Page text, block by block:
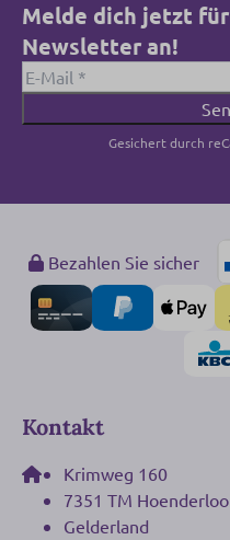
Melde dich jetzt
Newsletter an!
Gesichert durch
Bezahlen Sie sicher
Kontakt
Krimweg 160
7351 TM Hoenderloo
Gelderland